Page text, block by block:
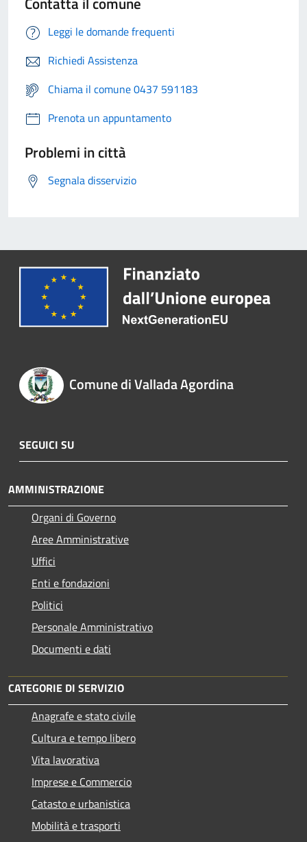
Leggi le domande frequenti
Richiedi Assistenza
Chiama il comune 0437 591183
Prenota un appuntamento
Problemi in città
Segnala disservizio
Comune di Vallada Agordina
SEGUICI SU
AMMINISTRAZIONE
Organi di Governo
Aree Amministrative
Uffici
Enti e fondazioni
Politici
Personale Amministrativo
Documenti e dati
CATEGORIE DI SERVIZIO
Anagrafe e stato civile
Cultura e tempo libero
Vita lavorativa
Imprese e Commercio
Catasto e urbanistica
Mobilità e trasporti